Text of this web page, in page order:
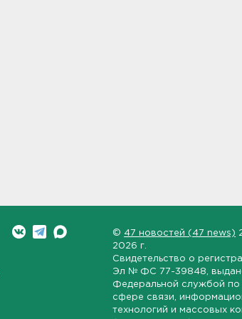
© 47 новостей (47 news)
2026 г.
Свидетельство о
Эл № ФС 77-39848 ,
Федеральной службой по
сфере связи,
технологий и массовых